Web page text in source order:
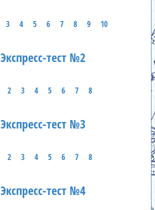
3 4 5 6 7 8 9 10
Экспресс-тест №2
2 3 4 5 6 7 8
Экспресс-тест №3
2 3 4 5 6 7 8
Экспресс-тест №4